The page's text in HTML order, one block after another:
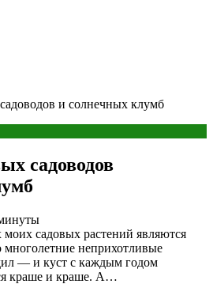
и солнечных клумб
садоводов
садовых растений являются
неприхотливые
— и куст с каждым годом
краше и краше. А…